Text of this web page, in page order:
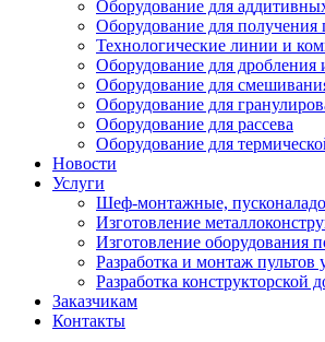
Оборудование для
Оборудование для получения
Технологические линии и
Оборудование для дробления
Оборудование для
Оборудование для
Оборудование для рассева
Оборудование для
Новости
Услуги
Шеф-монтажные,
Изготовление
Изготовление оборудования
Разработка и монтаж пультов
Разработка конструкторской
Заказчикам
Контакты